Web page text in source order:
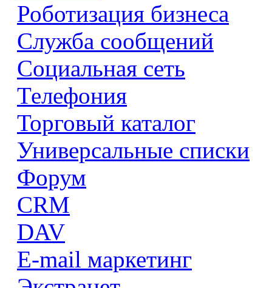
Роботизация бизнеса
Служба сообщений
Социальная сеть
Телефония
Торговый каталог
Универсальные списки
Форум
CRM
DAV
E-mail маркетинг